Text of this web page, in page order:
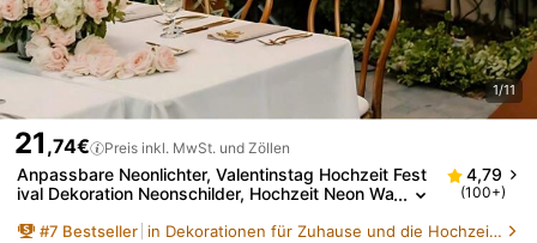
1/11
21 ,74€ Preis inkl. MwSt. und Zöllen
Anpassbare Neonlichter, Valentinstag Hochzeit Fest
ival Dekoration Neonschilder, Hochzeit Neon Wa
e Hochzeit LED Neonlichter, Mode., RGB Neonlichter
4,79
(100+)
#7 Bestseller in Dekorationen für Zuhause und die Hochzeitssaiso